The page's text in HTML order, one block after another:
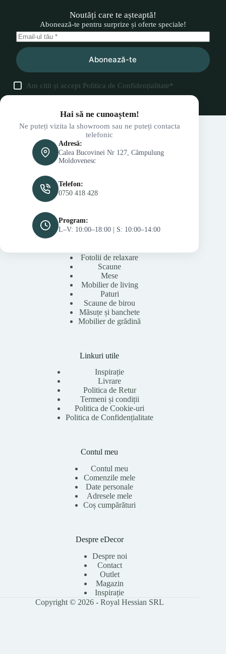
Noutăți care te așteaptă!
Abonează-te pentru surprize și oferte speciale!
Abonează-te
Am citit și accept Politica de Confidențialitate*
Hai să ne cunoaștem!
Ne puteți vizita la showroom sau ne puteți contacta
telefonic
Adresă:
Calea Bucovinei Nr 127, Câmpulung
Moldovenesc
Telefon:
0750 418 428
Program:
L–V: 10:00–18:00 | S: 10:00–14:00
Fotolii de relaxare
Scaune
Mese
Mobilier de living
Paturi
Scaune de birou
Măsuțe și banchete
Mobilier de grădină
Linkuri utile
Inspirație
Livrare
Politica de Retur
Termeni și condiții
Politica de Cookie-uri
Politica de Confidențialitate
Contul meu
Contul meu
Comenzile mele
Date personale
Adresele mele
Coș cumpărături
Despre eDecor
Despre noi
Contact
Outlet
Magazin
Inspirație
Copyright © 2026 - Royal Hessian SRL